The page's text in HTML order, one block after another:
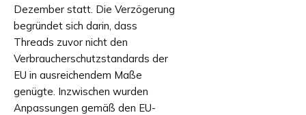
Dezember statt. Die Verzögerung
begründet sich darin, dass
Threads zuvor nicht den
Verbraucherschutzstandards der
EU in ausreichendem Maße
genügte. Inzwischen wurden
Anpassungen gemäß den EU-